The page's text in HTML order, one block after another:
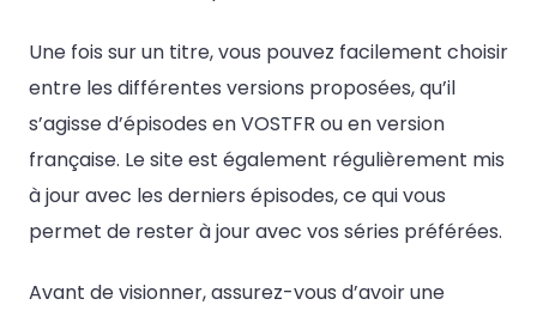
Une fois sur un titre, vous pouvez facilement choisir
entre les différentes versions proposées, qu’il
s’agisse d’épisodes en VOSTFR ou en version
française. Le site est également régulièrement mis
à jour avec les derniers épisodes, ce qui vous
permet de rester à jour avec vos séries préférées.
Avant de visionner, assurez-vous d’avoir une